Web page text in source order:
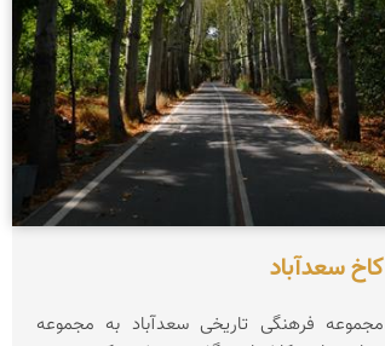
کاخ سعدآباد
مجموعه فرهنگی تاریخی سعدآباد به مجموعه